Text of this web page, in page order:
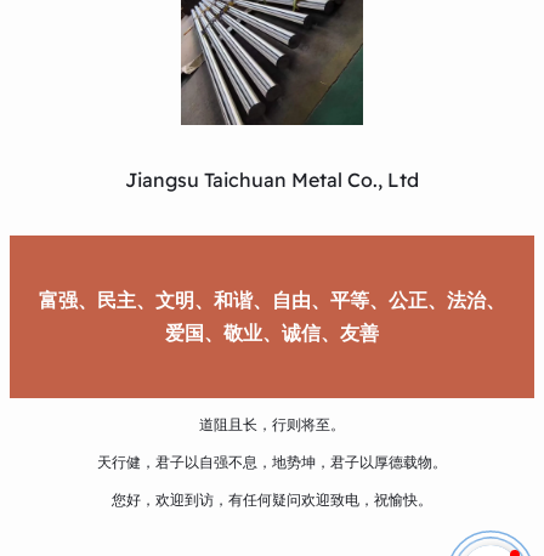
Jiangsu Taichuan Metal Co., Ltd
富强、民主、文明、和谐、自由、平等、公正、法治、
爱国、敬业、诚信、友善
道阻且长，行则将至。
天行健，君子以自强不息，地势坤，君子以厚德载物。
您好，欢迎到访，有任何疑问欢迎致电，祝愉快。